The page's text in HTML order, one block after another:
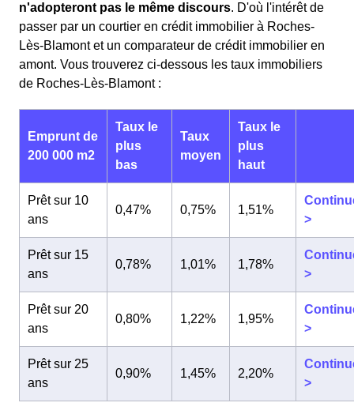
n'adopteront pas le même discours. D'où l'intérêt de
passer par un courtier en crédit immobilier à Roches-
Lès-Blamont et un comparateur de crédit immobilier en
amont. Vous trouverez ci-dessous les taux immobiliers
de Roches-Lès-Blamont :
Emprunt de
200 000 m2
Taux le
plus
bas
Taux
moyen
Taux le
plus
haut
Prêt sur 10
ans
0,47% 0,75% 1,51%
>
Prêt sur 15
ans
0,78% 1,01% 1,78%
>
Prêt sur 20
ans
0,80% 1,22% 1,95%
>
Prêt sur 25
ans
0,90% 1,45% 2,20%
>